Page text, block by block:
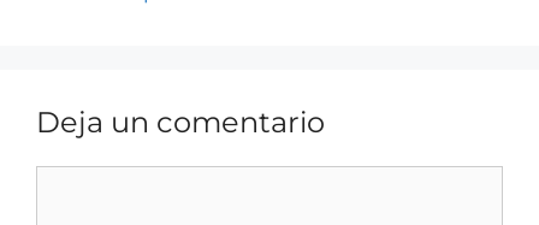
Deja un comentario